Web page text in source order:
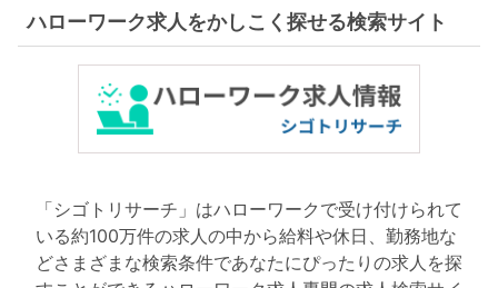
ハローワーク求人をかしこく探せる検索サイト
「シゴトリサーチ」はハローワークで受け付けられて
いる約100万件の求人の中から給料や休日、勤務地な
どさまざまな検索条件であなたにぴったりの求人を探